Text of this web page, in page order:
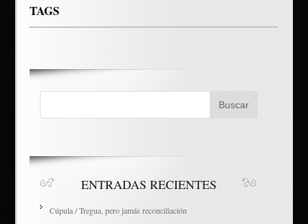
TAGS
ENTRADAS RECIENTES
Cúpula / Tregua, pero jamás reconciliación